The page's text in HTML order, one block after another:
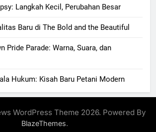
Langkah Kecil, Perubahan Besar
Baru di The Bold and the Beautiful
Pride Parade: Warna, Suara, dan
Hukum: Kisah Baru Petani Modern
WordPress Theme 2026. Powered By
BlazeThemes.